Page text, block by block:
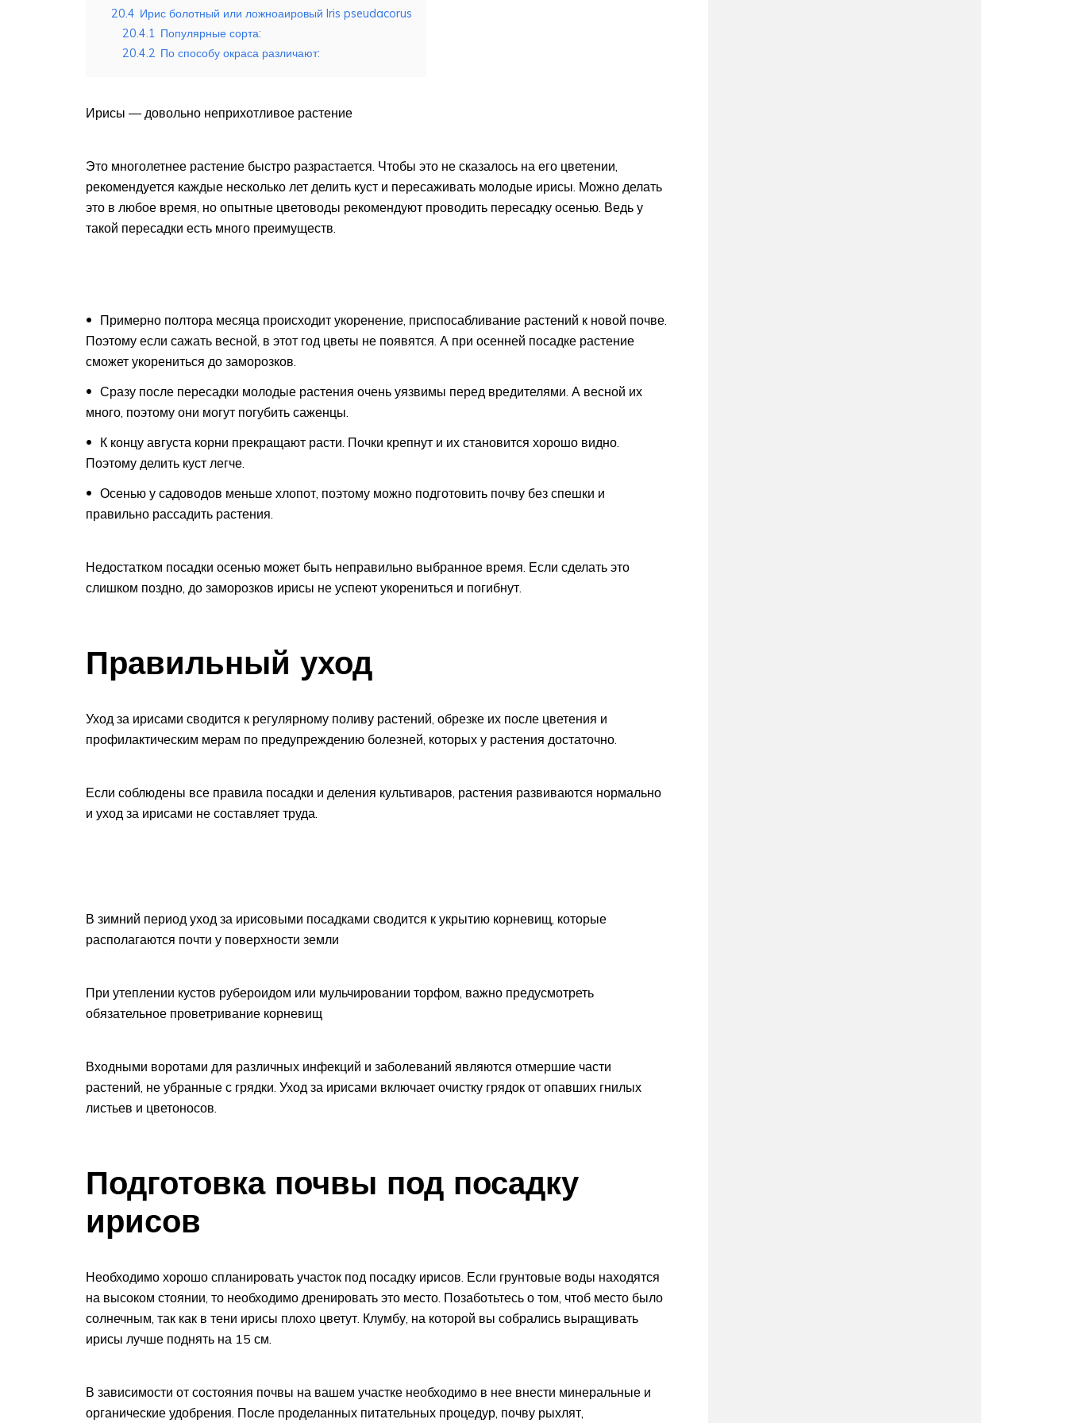
20.4 Ирис болотный или ложноаировый Iris pseudacorus
20.4.1 Популярные сорта:
20.4.2 По способу окраса различают:
Ирисы — довольно неприхотливое растение
Это многолетнее растение быстро разрастается. Чтобы это не сказалось на его цветении,
рекомендуется каждые несколько лет делить куст и пересаживать молодые ирисы. Можно делать
это в любое время, но опытные цветоводы рекомендуют проводить пересадку осенью. Ведь у
такой пересадки есть много преимуществ.
Примерно полтора месяца происходит укоренение, приспосабливание растений к новой почве.
Поэтому если сажать весной, в этот год цветы не появятся. А при осенней посадке растение
сможет укорениться до заморозков.
Сразу после пересадки молодые растения очень уязвимы перед вредителями. А весной их
много, поэтому они могут погубить саженцы.
К концу августа корни прекращают расти. Почки крепнут и их становится хорошо видно.
Поэтому делить куст легче.
Осенью у садоводов меньше хлопот, поэтому можно подготовить почву без спешки и
правильно рассадить растения.
Недостатком посадки осенью может быть неправильно выбранное время. Если сделать это
слишком поздно, до заморозков ирисы не успеют укорениться и погибнут.
Правильный уход
Уход за ирисами сводится к регулярному поливу растений, обрезке их после цветения и
профилактическим мерам по предупреждению болезней, которых у растения достаточно.
Если соблюдены все правила посадки и деления культиваров, растения развиваются нормально
и уход за ирисами не составляет труда.
В зимний период уход за ирисовыми посадками сводится к укрытию корневищ, которые
располагаются почти у поверхности земли
При утеплении кустов рубероидом или мульчировании торфом, важно предусмотреть
обязательное проветривание корневищ
Входными воротами для различных инфекций и заболеваний являются отмершие части
растений, не убранные с грядки. Уход за ирисами включает очистку грядок от опавших гнилых
листьев и цветоносов.
Подготовка почвы под посадку
ирисов
Необходимо хорошо спланировать участок под посадку ирисов. Если грунтовые воды находятся
на высоком стоянии, то необходимо дренировать это место. Позаботьтесь о том, чтоб место было
солнечным, так как в тени ирисы плохо цветут. Клумбу, на которой вы собрались выращивать
ирисы лучше поднять на 15 см.
В зависимости от состояния почвы на вашем участке необходимо в нее внести минеральные и
органические удобрения. После проделанных питательных процедур, почву рыхлят,